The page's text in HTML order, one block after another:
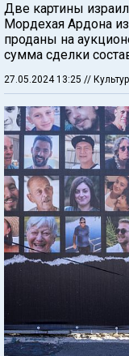
Две картины
Мордехая Ардона
проданы на
сумма сделки
27.05.2024 13:25 //